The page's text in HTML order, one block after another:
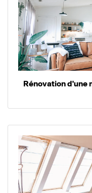
Rénovation d'une